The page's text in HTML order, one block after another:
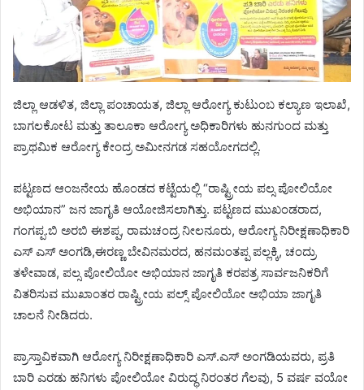
ಜಿಲ್ಲಾ ಆಡಳಿತ, ಜಿಲ್ಲಾ ಪಂಚಾಯತ, ಜಿಲ್ಲಾ ಆರೋಗ್ಯ ಕುಟುಂಬ ಕಲ್ಯಾಣ ಇಲಾಖೆ,
ಬಾಗಲಕೋಟ ಮತ್ತು ತಾಲೂಕಾ ಆರೋಗ್ಯ ಅಧಿಕಾರಿಗಳು ಹುನಗುಂದ ಮತ್ತು
ಪ್ರಾಥಮಿಕ ಆರೋಗ್ಯ ಕೇಂದ್ರ ಅಮೀನಗಡ ಸಹಯೋಗದಲ್ಲಿ.
ಪಟ್ಟಣದ ಆಂಜನೇಯ ಹೊಂಡದ ಕಟ್ಟೆಯಲ್ಲಿ “ರಾಷ್ಟ್ರೀಯ ಪಲ್ಸ ಪೋಲಿಯೋ
ಅಭಿಯಾನ” ಜನ ಜಾಗೃತಿ ಆಯೋಜಿಸಲಾಗಿತ್ತು. ಪಟ್ಟಣದ ಮುಖಂಡರಾದ,
ಗಂಗಪ್ಪ.ಬಿ ಅರಬಿ ಈಶಪ್ಪ, ರಾಮಚಂದ್ರ ನೀಲನೂರು, ಆರೋಗ್ಯ ನಿರೀಕ್ಷಣಾಧಿಕಾರಿ
ಎಸ್ ಎಸ್ ಅಂಗಡಿ,ಈರಣ್ಣ ಬೇವಿನಮರದ, ಹನಮಂತಪ್ಪ ಪಲ್ಲಕ್ಕಿ, ಚಂದ್ರು
ತಳೇವಾಡ, ಪಲ್ಸ ಪೋಲಿಯೋ ಅಭಿಯಾನ ಜಾಗೃತಿ ಕರಪತ್ರ ಸಾರ್ವಜನಿಕರಿಗೆ
ವಿತರಿಸುವ ಮುಖಾಂತರ ರಾಷ್ಟ್ರೀಯ ಪಲ್ಸ್ ಪೋಲಿಯೋ ಅಭಿಯಾ ಜಾಗೃತಿ
ಚಾಲನೆ ನೀಡಿದರು.
ಪ್ರಾಸ್ತಾವಿಕವಾಗಿ ಆರೋಗ್ಯ ನಿರೀಕ್ಷಣಾಧಿಕಾರಿ ಎಸ್.ಎಸ್ ಅಂಗಡಿಯವರು, ಪ್ರತಿ
ಬಾರಿ ಎರಡು ಹನಿಗಳು ಪೋಲಿಯೋ ವಿರುದ್ಧ ನಿರಂತರ ಗೆಲವು, 5 ವರ್ಷ ವಯೋ